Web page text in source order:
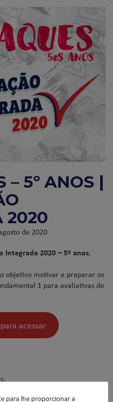
– 5º ANOS |
2020
de 2020
Integrada 2020 – 5º anos.
objetivo motivar e preparar os
1 para avaliativas de
acessar
para lhe proporcionar a